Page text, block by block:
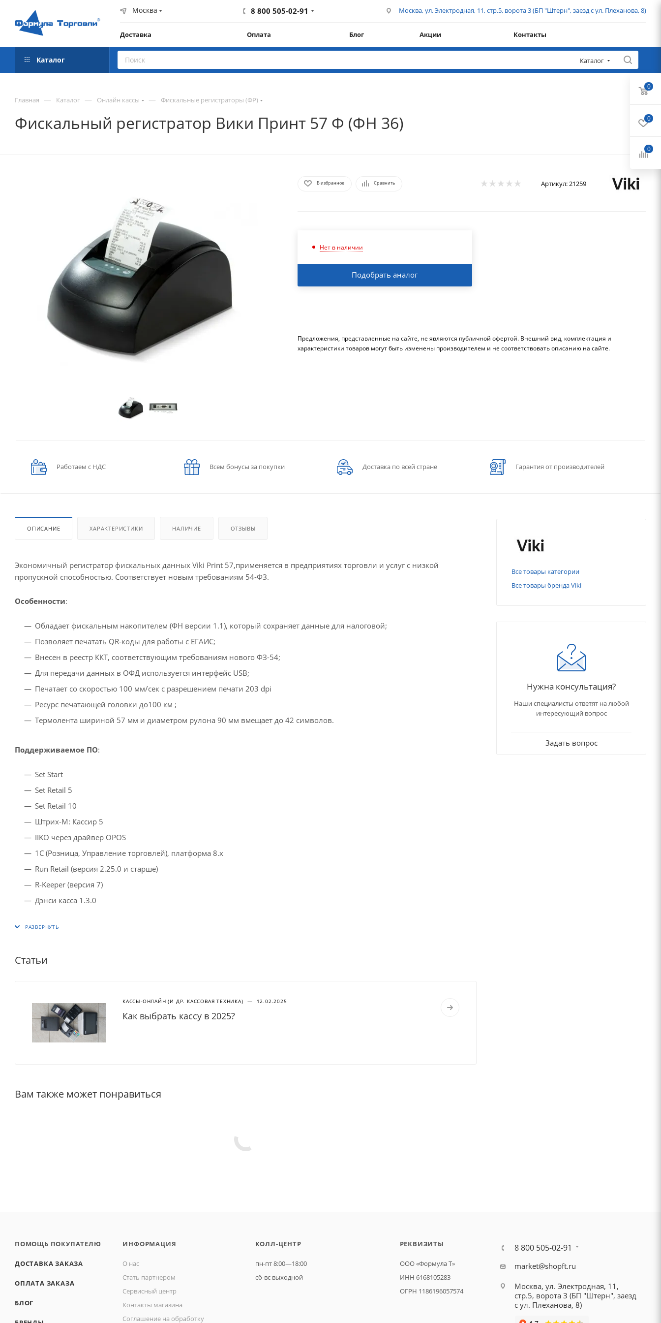
Москва 8 800 505-02-91 Москва, ул. Электродная, 11, стр.5, ворота 3 (БП "Штерн", заезд с ул. Плеханова, 8)
Доставка Оплата Блог Акции Контакты
Каталог Каталог
Главная — Каталог — Онлайн кассы — Фискальные регистраторы (ФР)
Фискальный регистратор Вики Принт 57 Ф (ФН 36)
В избранное Сравнить Артикул:21259
Нет в наличии
Подобрать аналог
Предложения, представленные на сайте, не являются публичной офертой. Внешний вид, комплектация и
характеристики товаров могут быть изменены производителем и не соответствовать описанию на сайте.
Работаем с НДС Всем бонусы за покупки Доставка по всей стране Гарантия от производителей
ОПИСАНИЕ ХАРАКТЕРИСТИКИ НАЛИЧИЕ ОТЗЫВЫ
Экономичный регистратор фискальных данных Viki Print 57,применяется в предприятиях торговли и услуг с низкой
пропускной способностью. Соответствует новым требованиям 54-ФЗ.
Особенности:
Обладает фискальным накопителем (ФН версии 1.1), который сохраняет данные для налоговой;
Позволяет печатать QR-коды для работы с ЕГАИС;
Внесен в реестр ККТ, соответствующим требованиям нового ФЗ-54;
Для передачи данных в ОФД используется интерфейс USB;
Печатает со скоростью 100 мм/сек с разрешением печати 203 dpi
Ресурс печатающей головки до100 км ;
Термолента шириной 57 мм и диаметром рулона 90 мм вмещает до 42 символов.
Поддерживаемое ПО:
Set Start
Set Retail 5
Set Retail 10
Штрих-М: Кассир 5
IIKO через драйвер OPOS
1С (Розница, Управление торговлей), платформа 8.x
Run Retail (версия 2.25.0 и старше)
R-Keeper (версия 7)
Дэнси касса 1.3.0
Статьи
КАССЫ-ОНЛАЙН (И ДР. КАССОВАЯ ТЕХНИКА) — 12.02.2025
Как выбрать кассу в 2025?
Вам также может понравиться
Все товары категории
Все товары бренда Viki
Нужна консультация?
Наши специалисты ответят на любой
интересующий вопрос
Задать вопрос
ПОМОЩЬ ПОКУПАТЕЛЮ
ДОСТАВКА ЗАКАЗА
ОПЛАТА ЗАКАЗА
БЛОГ
ИНФОРМАЦИЯ
О нас
Стать партнером
Сервисный центр
Контакты магазина
Соглашение на обработку
КОЛЛ-ЦЕНТР
пн-пт 8:00—18:00
сб-вс выходной
РЕКВИЗИТЫ
ООО «Формула Т»
ИНН 6168105283
ОГРН 1186196057574
8 800 505-02-91
market@shopft.ru
Москва, ул. Электродная, 11,
стр.5, ворота 3 (БП "Штерн", заезд
с ул. Плеханова, 8)
0
0
0